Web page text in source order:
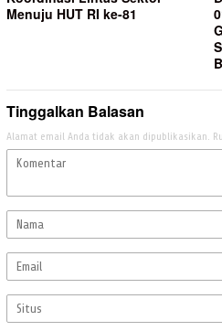
Menuju HUT RI ke-81
Tinggalkan Balasan
Alamat email Anda tidak akan dipublikasikan.